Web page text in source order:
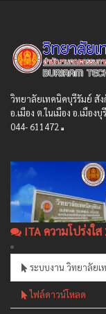
วิทยาลัยเทคนิคบุรีรัมย์ สั
อ.เมือง ต.ในเมือง อ.เมือง
044- 611472
ITA ความโปร่งใส
ระบบงาน วิทยาลัยเ
ไฟล์ดาวน์โหลด